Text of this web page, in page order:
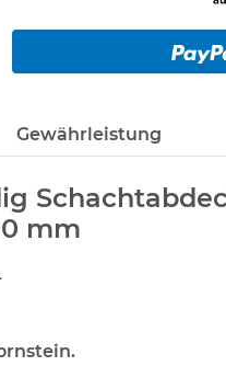
Gewährleistung
mm